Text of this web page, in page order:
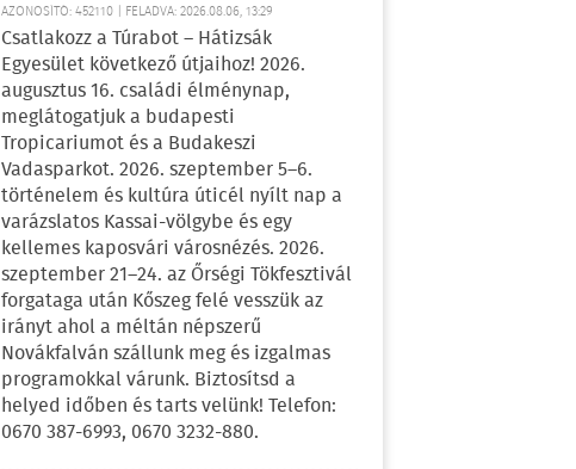
AZONOSÍTÓ: 452110 | FELADVA: 2026.08.06, 13:29
Csatlakozz a Túrabot – Hátizsák
Egyesület következő útjaihoz! 2026.
augusztus 16. családi élménynap,
meglátogatjuk a budapesti
Tropicariumot és a Budakeszi
Vadasparkot. 2026. szeptember 5–6.
történelem és kultúra úticél nyílt nap a
varázslatos Kassai-völgybe és egy
kellemes kaposvári városnézés. 2026.
szeptember 21–24. az Őrségi Tökfesztivál
forgataga után Kőszeg felé vesszük az
irányt ahol a méltán népszerű
Novákfalván szállunk meg és izgalmas
programokkal várunk. Biztosítsd a
helyed időben és tarts velünk! Telefon:
0670 387-6993, 0670 3232-880.